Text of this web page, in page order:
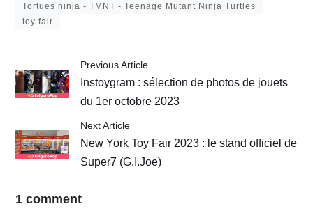
Tortues ninja - TMNT - Teenage Mutant Ninja Turtles
toy fair
Previous Article
Instoygram : sélection de photos de jouets
du 1er octobre 2023
Next Article
New York Toy Fair 2023 : le stand officiel de
Super7 (G.I.Joe)
1 comment